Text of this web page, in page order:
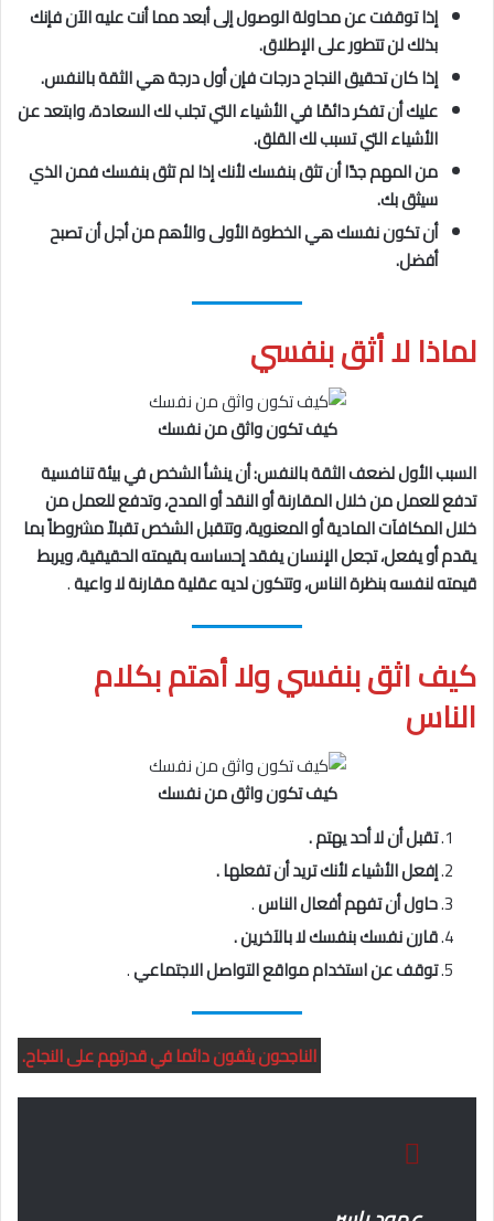
إذا توقفت عن محاولة الوصول إلى أبعد مما أنت عليه الآن فإنك
بذلك لن تتطور على الإطلاق.
إذا كان تحقيق النجاح درجات فإن أول درجة هي الثقة بالنفس.
عليك أن تفكر دائمًا في الأشياء التي تجلب لك السعادة، وابتعد عن
الأشياء التي تسبب لك القلق.
من المهم جدًا أن تثق بنفسك لأنك إذا لم تثق بنفسك فمن الذي
سيثق بك.
أن تكون نفسك هي الخطوة الأولى والأهم من أجل أن تصبح
أفضل.
لماذا لا أثق بنفسي
كيف تكون واثق من نفسك
السبب الأول لضعف الثقة بالنفس: أن ينشأ الشخص في بيئة تنافسية
تدفع للعمل من خلال المقارنة أو النقد أو المدح، وتدفع للعمل من
خلال المكافآت المادية أو المعنوية، وتتقبل الشخص تقبلاً مشروطاً بما
يقدم أو يفعل، تجعل الإنسان يفقد إحساسه بقيمته الحقيقية، ويربط
قيمته لنفسه بنظرة الناس، وتتكون لديه عقلية مقارنة لا واعية.
كيف اثق بنفسي ولا أهتم بكلام
الناس
كيف تكون واثق من نفسك
تقبل أن لا أحد يهتم .
إفعل الأشياء لأنك تريد أن تفعلها .
حاول أن تفهم أفعال الناس.
قارن نفسك بنفسك لا بالآخرين .
توقف عن استخدام مواقع التواصل الاجتماعي.
الناجحون يثقون دائما في قدرتهم على النجاح.